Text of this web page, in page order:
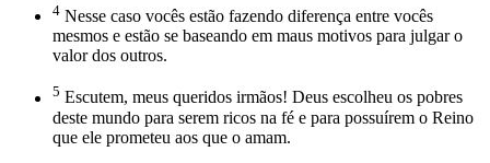
4 Nesse caso vocês estão fazendo diferença entre vocês
mesmos e estão se baseando em maus motivos para julgar o
valor dos outros.
5 Escutem, meus queridos irmãos! Deus escolheu os pobres
deste mundo para serem ricos na fé e para possuírem o Reino
que ele prometeu aos que o amam.